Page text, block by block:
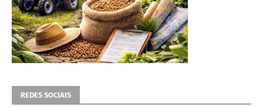
REDES SOCIAIS